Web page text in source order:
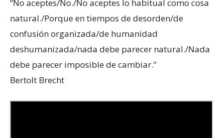
“No aceptes/No./No aceptes lo habitual como cosa
natural./Porque en tiempos de desorden/de
confusión organizada/de humanidad
deshumanizada/nada debe parecer natural./Nada
debe parecer imposible de cambiar.”
Bertolt Brecht